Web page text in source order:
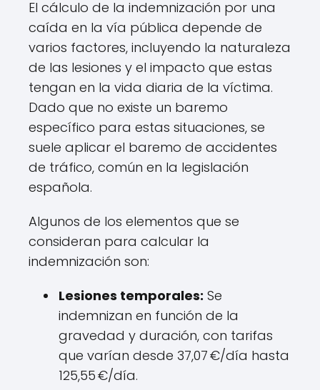
El cálculo de la indemnización por una
caída en la vía pública depende de
varios factores, incluyendo la naturaleza
de las lesiones y el impacto que estas
tengan en la vida diaria de la víctima.
Dado que no existe un baremo
específico para estas situaciones, se
suele aplicar el baremo de accidentes
de tráfico, común en la legislación
española.
Algunos de los elementos que se
consideran para calcular la
indemnización son:
Lesiones temporales: Se
indemnizan en función de la
gravedad y duración, con tarifas
que varían desde 37,07 €/día hasta
125,55 €/día.